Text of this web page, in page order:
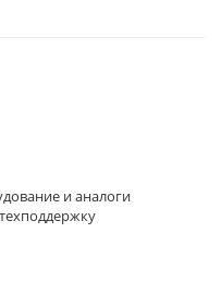
и аналоги